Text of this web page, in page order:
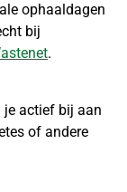
ophaaldagen
bij
.
je actief bij aan
of andere